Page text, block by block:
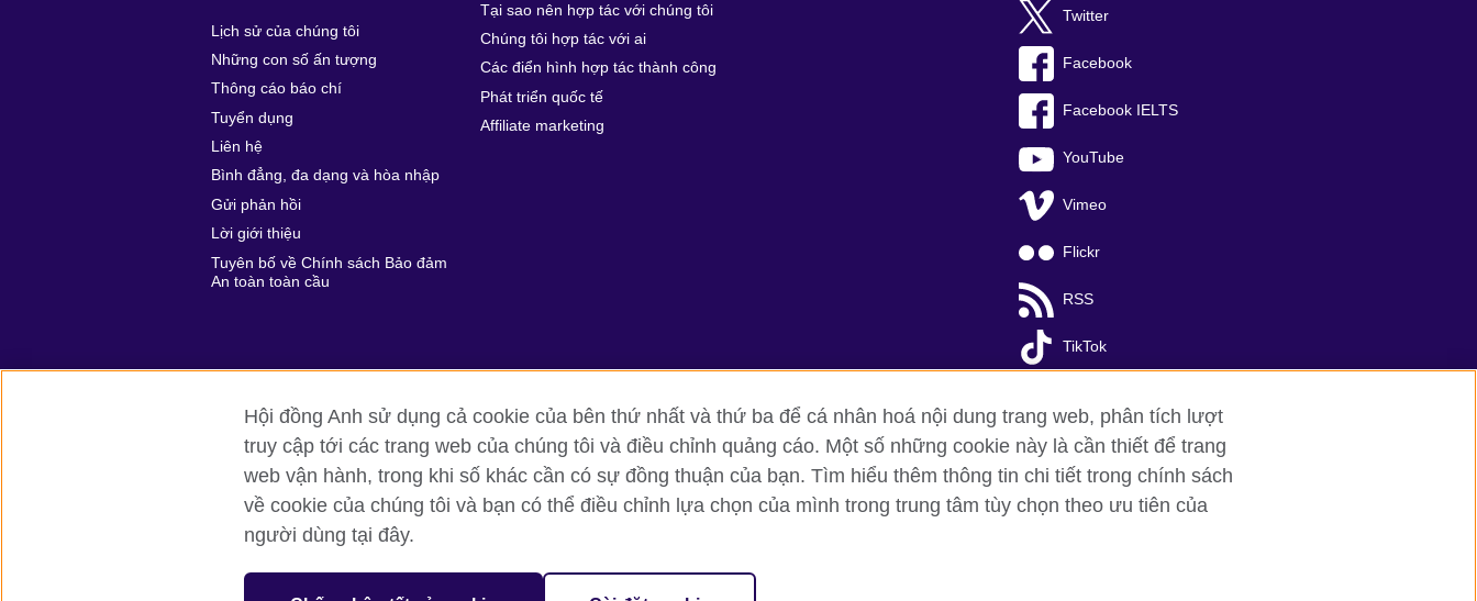
Lịch sử của chúng tôi
Những con số ấn tượng
Thông cáo báo chí
Tuyển dụng
Liên hệ
Bình đẳng, đa dạng và hòa nhập
Gửi phản hồi
Lời giới thiệu
Tuyên bố về Chính sách Bảo đảm
An toàn toàn cầu
Tại sao nên hợp tác với chúng tôi
Chúng tôi hợp tác với ai
Các điển hình hợp tác thành công
Phát triển quốc tế
Affiliate marketing
Twitter
Facebook
Facebook IELTS
YouTube
Vimeo
Flickr
RSS
TikTok
Hội đồng Anh toàn cầu Bảo mật thông tin và quy định sử dụng Cookie Sơ đồ trang
© 2026 British Council
British Council (Viet Nam) LLC (
educational opportunities.
Hội đồng Anh sử dụng cả cookie của bên thứ nhất và thứ ba để cá nhân hoá nội dung trang web, phân tích lượt
truy cập tới các trang web của chúng tôi và điều chỉnh quảng cáo. Một số những cookie này là cần thiết để trang
web vận hành, trong khi số khác cần có sự đồng thuận của bạn. Tìm hiểu thêm thông tin chi tiết trong chính sách
về cookie của chúng tôi và bạn có thể điều chỉnh lựa chọn của mình trong trung tâm tùy chọn theo ưu tiên của
người dùng tại đây.